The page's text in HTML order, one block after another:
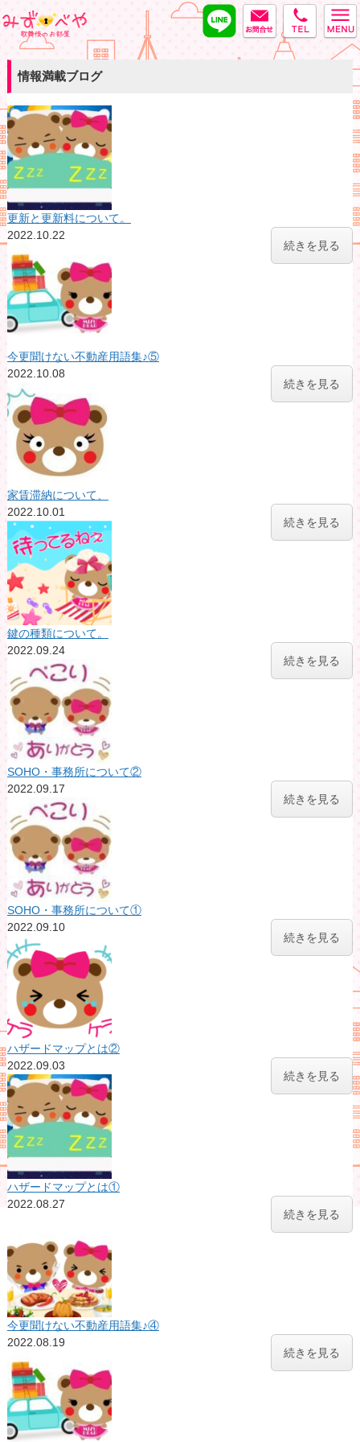
tel
MAIL
LINE
情報満載ブログ
更新と更新料について。
続きを見る
2022.10.22
今更聞けない不動産用語集♪⑤
続きを見る
2022.10.08
家賃滞納について、
続きを見る
2022.10.01
鍵の種類について。
続きを見る
2022.09.24
SOHO・事務所について②
続きを見る
2022.09.17
SOHO・事務所について①
続きを見る
2022.09.10
ハザードマップとは②
続きを見る
2022.09.03
ハザードマップとは①
続きを見る
2022.08.27
今更聞けない不動産用語集♪④
続きを見る
2022.08.19